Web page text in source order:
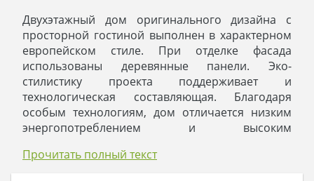
Двухэтажный дом оригинального дизайна с
просторной гостиной выполнен в характерном
европейском стиле. При отделке фасада
использованы деревянные панели. Эко-
стилистику проекта поддерживает и
технологическая составляющая. Благодаря
особым технологиям, дом отличается низким
энергопотреблением и высоким
Внутренняя планировка также соответствует
Прочитать полный текст